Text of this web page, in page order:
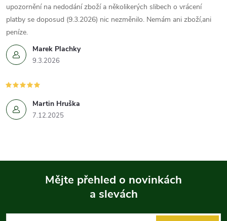
Marek Plachky
9.3.2026
upozornění na nedodání zboží a několikerých slibech o vrácení
platby se doposud (9.3.2026) nic nezměnilo. Nemám ani zboží,ani
peníze.
Martin Hruška
7.12.2025
Mějte přehled o novinkách
a slevách